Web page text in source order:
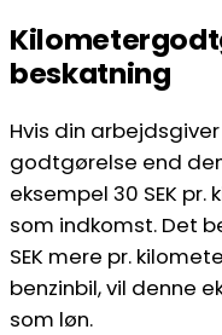
beskatning
Hvis din
godtgørelse end
eksempel 30 SEK
som indkomst. Det
SEK mere pr.
benzinbil, vil denne
som løn.